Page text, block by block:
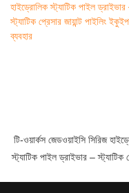
টি-ওয়ার্কস জেডওয়াইসি সিরিজ
স্ট্যাটিক পাইল ড্রাইভার – স্ট্যাটিক